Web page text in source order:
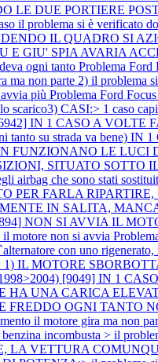
LE DUE PORTIERE
problema si è verificato
IL QUADRO
SPIA AVARIA
ogni tanto Problema
non parte 2) il problema
più Problema Ford
scarico3) CASI:> 1 caso
IN 1 CASO A
su strada va bene)
FUNZIONANO LE
SITUATO SOTTO
airbag che sono stati
PER FARLA
IN SALITA,
NON SI AVVIA IL
motore non si avvia
con uno rigenerato,
IL MOTORE
[9049] IN 1
HA UNA CARICA
FREDDO OGNI
il motore gira ma non
incombusta > il
VETTURA